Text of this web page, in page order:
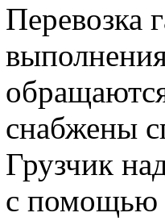
Перевозка
снабжены
Грузчик
с помощью